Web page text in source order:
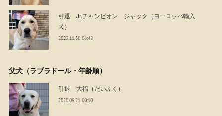
引退 Jr.チャンピオン ジャック（ヨーロッパ輸入
犬）
2023.11.30 06:48
父犬（ラブラドール・年齢順）
引退 大福（だいふく）
2020.09.21 00:10